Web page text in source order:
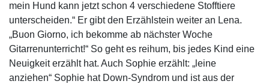
mein Hund kann jetzt schon 4 verschiedene Stofftiere
unterscheiden.“ Er gibt den Erzählstein weiter an Lena.
„Buon Giorno, ich bekomme ab nächster Woche
Gitarrenunterricht!“ So geht es reihum, bis jedes Kind eine
Neuigkeit erzählt hat. Auch Sophie erzählt: „leine
anziehen“ Sophie hat Down-Syndrom und ist aus der